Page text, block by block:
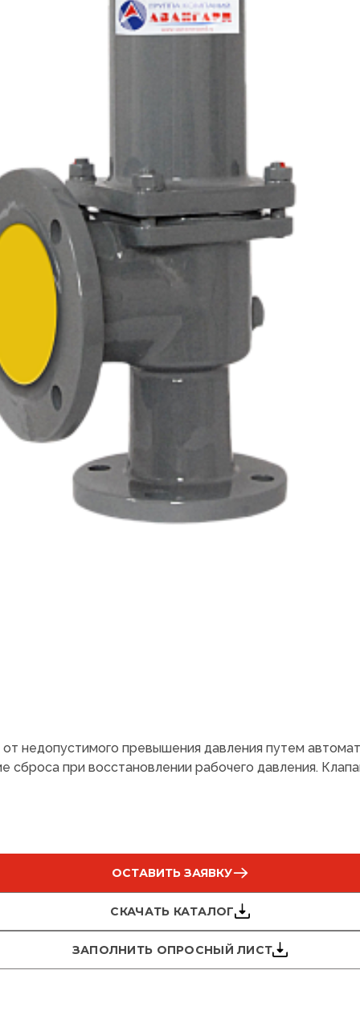
недопустимого превышения давления путем
при восстановлении рабочего давления.
ОСТАВИТЬ ЗАЯВКУ
СКАЧАТЬ КАТАЛОГ
ЗАПОЛНИТЬ ОПРОСНЫЙ ЛИСТ